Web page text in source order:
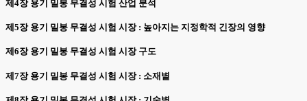
제4장 용기 밀봉 무결성 시험 산업 분석
제5장 용기 밀봉 무결성 시험 시장 : 높아지는 지정학적 긴장의 영향
제6장 용기 밀봉 무결성 시험 시장 구도
제7장 용기 밀봉 무결성 시험 시장 : 소재별